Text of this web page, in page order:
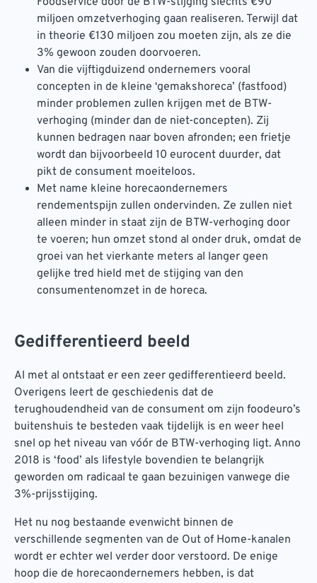
miljoen omzetverhoging gaan realiseren. Terwijl dat
in theorie €130 miljoen zou moeten zijn, als ze die
3% gewoon zouden doorvoeren.
Van die vijftigduizend ondernemers vooral
concepten in de kleine ‘gemakshoreca’ (fastfood)
minder problemen zullen krijgen met de BTW-
verhoging (minder dan de niet-concepten). Zij
kunnen bedragen naar boven afronden; een frietje
wordt dan bijvoorbeeld 10 eurocent duurder, dat
pikt de consument moeiteloos.
Met name kleine horecaondernemers
rendementspijn zullen ondervinden. Ze zullen niet
alleen minder in staat zijn de BTW-verhoging door
te voeren; hun omzet stond al onder druk, omdat de
groei van het vierkante meters al langer geen
gelijke tred hield met de stijging van den
consumentenomzet in de horeca.
Gedifferentieerd beeld
Al met al ontstaat er een zeer gedifferentieerd beeld.
Overigens leert de geschiedenis dat de
terughoudendheid van de consument om zijn foodeuro’s
buitenshuis te besteden vaak tijdelijk is en weer heel
snel op het niveau van vóór de BTW-verhoging ligt. Anno
2018 is ‘food’ als lifestyle bovendien te belangrijk
geworden om radicaal te gaan bezuinigen vanwege die
3%-prijsstijging.
Het nu nog bestaande evenwicht binnen de
verschillende segmenten van de Out of Home-kanalen
wordt er echter wel verder door verstoord. De enige
hoop die de horecaondernemers hebben, is dat